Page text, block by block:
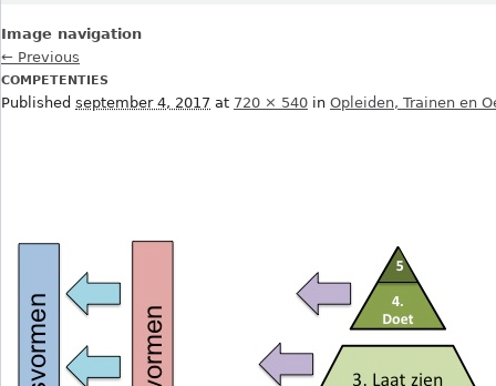
Image navigation
← Previous
COMPETENTIES
Published september 4, 2017 at 720 × 540 in Opleiden, Trainen en